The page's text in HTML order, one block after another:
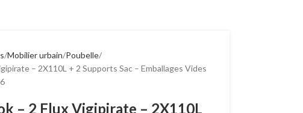
Mobilier urbain Poubelle
– 2X110L + 2 Supports Sac – Emballages Vides
– 2 Flux Vigipirate – 2X110L